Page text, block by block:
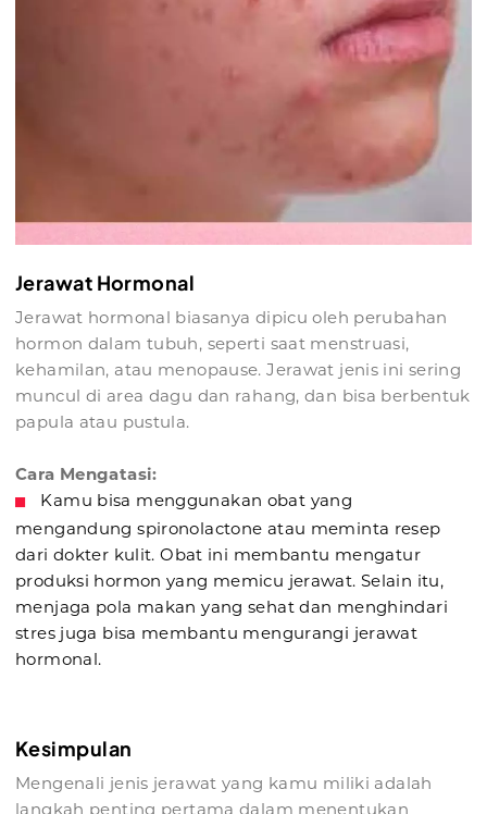
Jerawat Hormonal
Jerawat hormonal biasanya dipicu oleh perubahan
hormon dalam tubuh, seperti saat menstruasi,
kehamilan, atau menopause. Jerawat jenis ini sering
muncul di area dagu dan rahang, dan bisa berbentuk
papula atau pustula.
Cara Mengatasi:
Kamu bisa menggunakan obat yang
mengandung spironolactone atau meminta resep
dari dokter kulit. Obat ini membantu mengatur
produksi hormon yang memicu jerawat. Selain itu,
menjaga pola makan yang sehat dan menghindari
stres juga bisa membantu mengurangi jerawat
hormonal.
Kesimpulan
Mengenali jenis jerawat yang kamu miliki adalah
langkah penting pertama dalam menentukan